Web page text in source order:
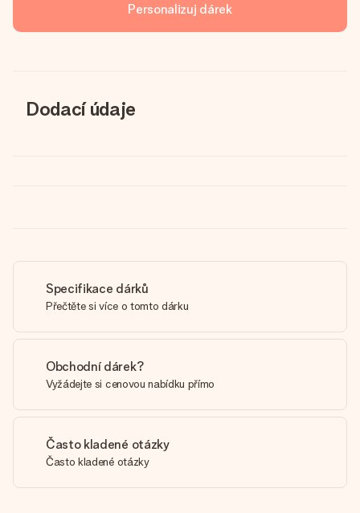
Personalizuj dárek
Dodací údaje
Specifikace dárků
Přečtěte si více o tomto dárku
Obchodní dárek?
Vyžádejte si cenovou nabídku přímo
Často kladené otázky
Často kladené otázky